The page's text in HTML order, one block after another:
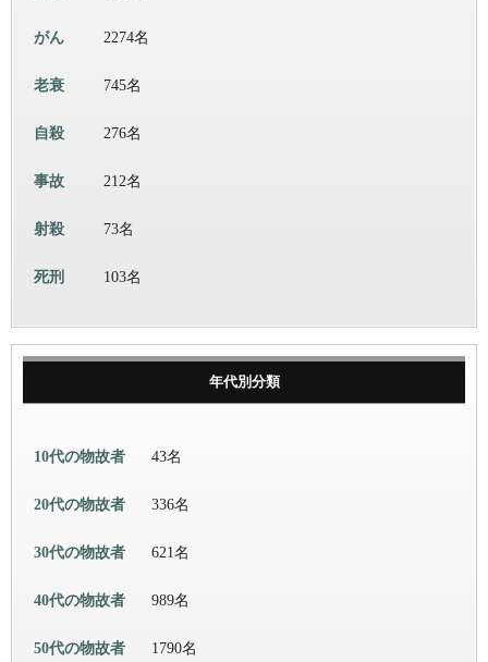
がん 2274名
老衰 745名
自殺 276名
事故 212名
射殺 73名
死刑 103名
年代別分類
10代の物故者 43名
20代の物故者 336名
30代の物故者 621名
40代の物故者 989名
50代の物故者 1790名